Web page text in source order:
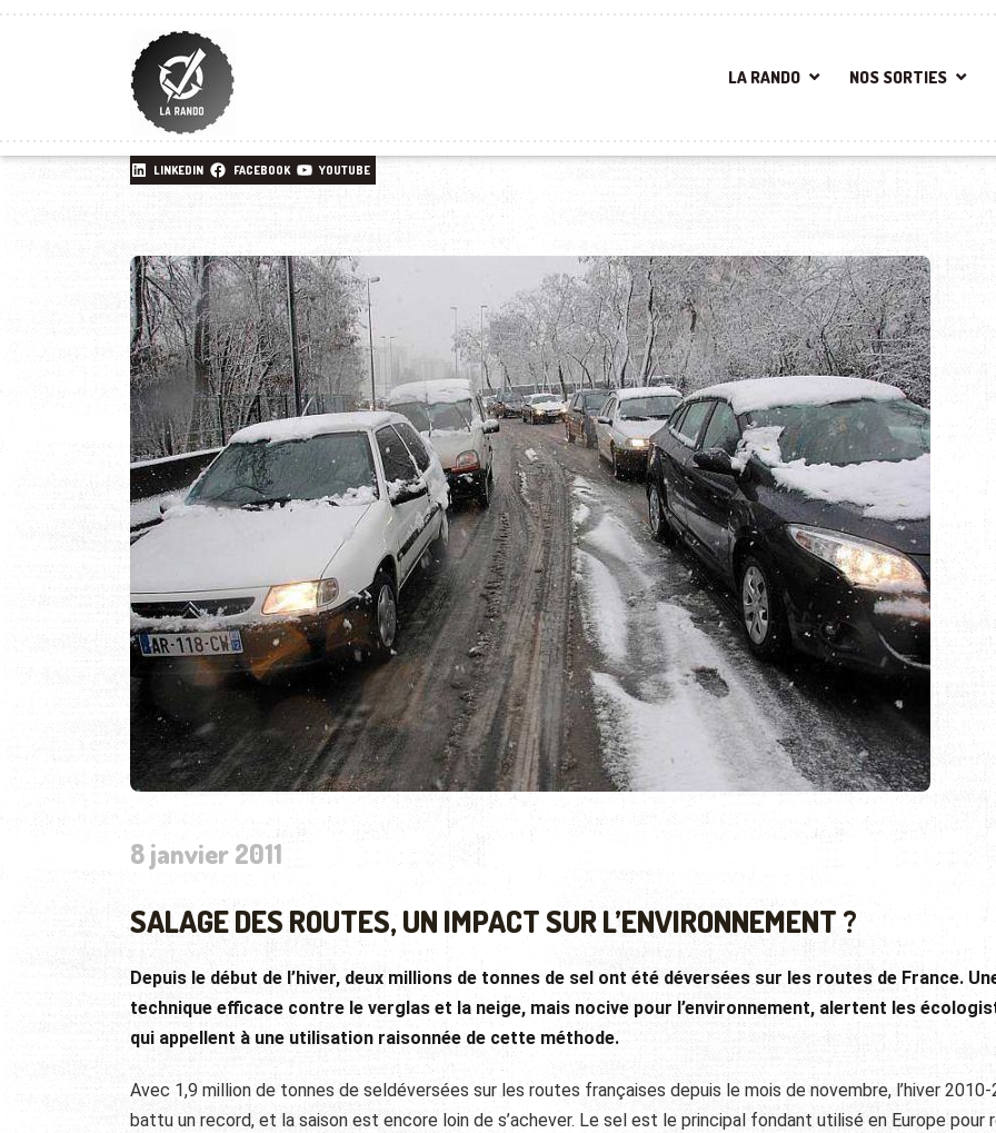
LA RANDO NOS SORTIES
LINKEDIN FACEBOOK YOUTUBE
8 janvier 2011
SALAGE DES ROUTES, UN IMPACT SUR L’ENVIRONNEMENT ?
Depuis le début de l’hiver, deux millions de tonnes de sel ont été déversées sur les routes de France.
technique efficace contre le verglas et la neige, mais nocive pour l’environnement, alertent les
qui appellent à une utilisation raisonnée de cette méthode.
Avec 1,9 million de tonnes de seldéversées sur les routes françaises depuis le mois de novembre, l’hiver
battu un record, et la saison est encore loin de s’achever. Le sel est le principal fondant utilisé en Europe pour